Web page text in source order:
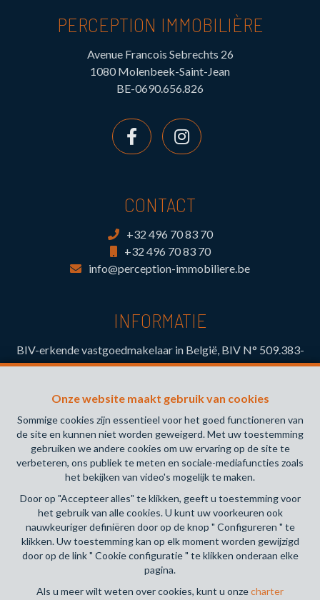
Onze website maakt gebruik van cookies
Sommige cookies zijn essentieel voor het goed functioneren van
de site en kunnen niet worden geweigerd. Met uw toestemming
gebruiken we andere cookies om uw ervaring op de site te
verbeteren, ons publiek te meten en sociale-mediafuncties zoals
het bekijken van video's mogelijk te maken.
Door op "Accepteer alles" te klikken, geeft u toestemming voor
het gebruik van alle cookies. U kunt uw voorkeuren ook
nauwkeuriger definiëren door op de knop " Configureren " te
klikken. Uw toestemming kan op elk moment worden gewijzigd
door op de link " Cookie configuratie " te klikken onderaan elke
pagina.
Als u meer wilt weten over cookies, kunt u onzecharter
PERCEPTION IMMOBILIÈRE
Avenue Francois Sebrechts 26
1080 Molenbeek-Saint-Jean
BE-0690.656.826
CONTACT
+32 496 70 83 70
+32 496 70 83 70
info@perception-immobiliere.be
INFORMATIE
BIV-erkende vastgoedmakelaar in België, BIV N° 509.383-
Toezichthoudende Autoriteit : Beroepinstituut van
(+32 2 505 38 50 - info@biv.be) -www.biv.be-
Deontologische code
BA en borgstelling via NV AXA Belgium, Troonplein 1, 1000
Brussel (polisnr. 730.390.160) Dekking geldt voor
activiteiten die in België worden uitgevoerd
Algemene gebruiksvoorwaarden van de website
Charter privéleven
Cookie configuratie